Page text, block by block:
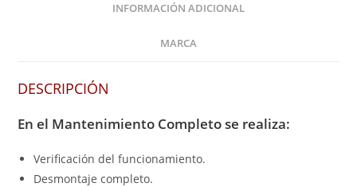
INFORMACIÓN ADICIONAL
MARCA
DESCRIPCIÓN
En el Mantenimiento Completose realiza:
Verificación del funcionamiento.
Desmontaje completo.